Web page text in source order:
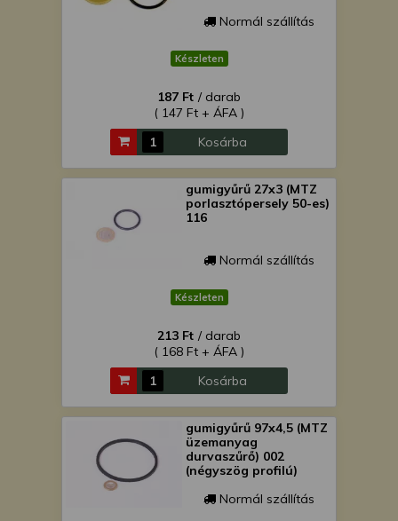
Normál szállítás
Készleten
187 Ft / darab
( 147 Ft + ÁFA )
Kosárba
gumigyűrű 27x3 (MTZ
porlasztópersely 50-es)
116
Normál szállítás
Készleten
213 Ft / darab
( 168 Ft + ÁFA )
Kosárba
gumigyűrű 97x4,5 (MTZ
üzemanyag
durvaszűrő) 002
(négyszög profilú)
Normál szállítás